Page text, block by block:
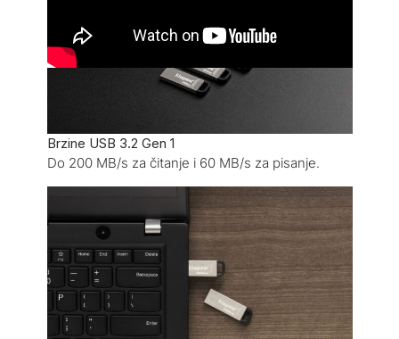
Brzine USB 3.2 Gen 1
Do 200 MB/s za čitanje i 60 MB/s za pisanje.